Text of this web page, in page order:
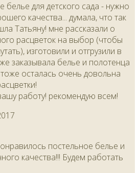
белье для детского сада - нужно
качества... думала, что так
Татьяну! мне рассказали о
расцветок на выбор (чтобы
изготовили и отгрузили в
заказывала белье и полотенца
осталась очень довольна
работу! рекомендую всем!
постельное белье и
качества!!! Будем работать